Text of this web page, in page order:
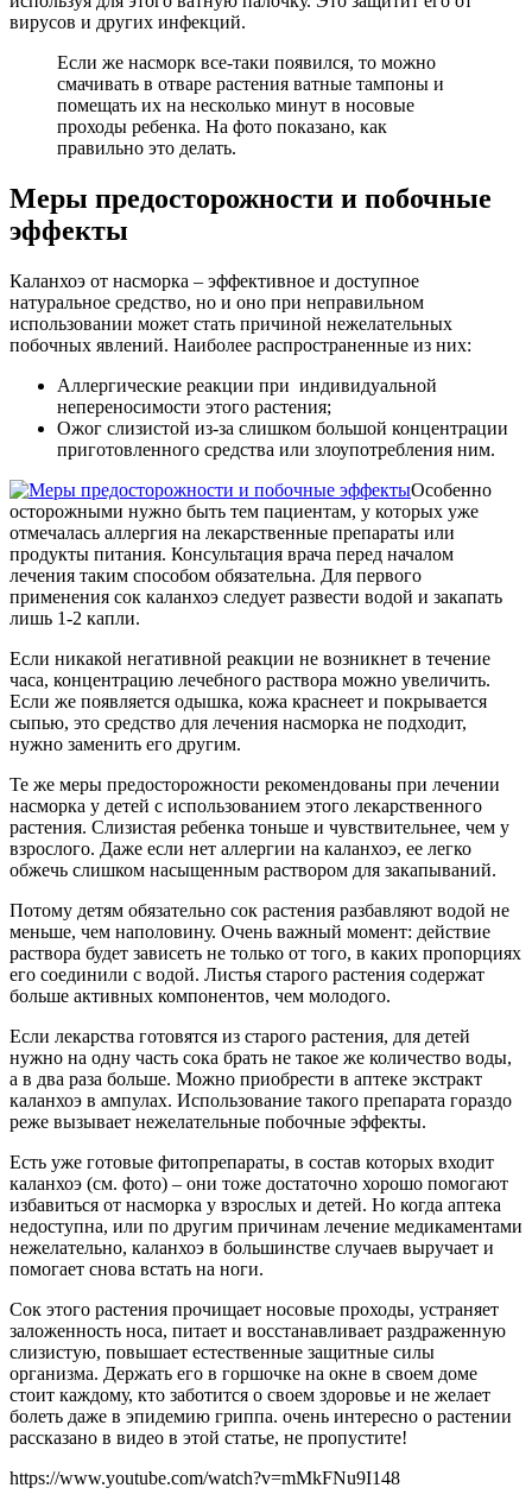
вирусов и других инфекций.
Если же насморк все-таки появился, то можно
смачивать в отваре растения ватные тампоны и
помещать их на несколько минут в носовые
проходы ребенка. На фото показано, как
правильно это делать.
Меры предосторожности и побочные
эффекты
Каланхоэ от насморка – эффективное и доступное
натуральное средство, но и оно при неправильном
использовании может стать причиной нежелательных
побочных явлений. Наиболее распространенные из них:
Аллергические реакции при индивидуальной
непереносимости этого растения;
Ожог слизистой из-за слишком большой концентрации
приготовленного средства или злоупотребления ним.
Особенно
осторожными нужно быть тем пациентам, у которых уже
отмечалась аллергия на лекарственные препараты или
продукты питания. Консультация врача перед началом
лечения таким способом обязательна. Для первого
применения сок каланхоэ следует развести водой и закапать
лишь 1-2 капли.
Если никакой негативной реакции не возникнет в течение
часа, концентрацию лечебного раствора можно увеличить.
Если же появляется одышка, кожа краснеет и покрывается
сыпью, это средство для лечения насморка не подходит,
нужно заменить его другим.
Те же меры предосторожности рекомендованы при лечении
насморка у детей с использованием этого лекарственного
растения. Слизистая ребенка тоньше и чувствительнее, чем у
взрослого. Даже если нет аллергии на каланхоэ, ее легко
обжечь слишком насыщенным раствором для закапываний.
Потому детям обязательно сок растения разбавляют водой не
меньше, чем наполовину. Очень важный момент: действие
раствора будет зависеть не только от того, в каких пропорциях
его соединили с водой. Листья старого растения содержат
больше активных компонентов, чем молодого.
Если лекарства готовятся из старого растения, для детей
нужно на одну часть сока брать не такое же количество воды,
а в два раза больше. Можно приобрести в аптеке экстракт
каланхоэ в ампулах. Использование такого препарата гораздо
реже вызывает нежелательные побочные эффекты.
Есть уже готовые фитопрепараты, в состав которых входит
каланхоэ (см. фото) – они тоже достаточно хорошо помогают
избавиться от насморка у взрослых и детей. Но когда аптека
недоступна, или по другим причинам лечение медикаментами
нежелательно, каланхоэ в большинстве случаев выручает и
помогает снова встать на ноги.
Сок этого растения прочищает носовые проходы, устраняет
заложенность носа, питает и восстанавливает раздраженную
слизистую, повышает естественные защитные силы
организма. Держать его в горшочке на окне в своем доме
стоит каждому, кто заботится о своем здоровье и не желает
болеть даже в эпидемию гриппа. очень интересно о растении
рассказано в видео в этой статье, не пропустите!
https://www.youtube.com/watch?v=mMkFNu9I148